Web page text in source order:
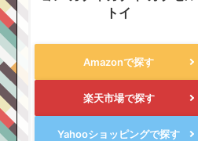
トイ
Amazonで探す
楽天市場で探す
Yahooショッピングで探す